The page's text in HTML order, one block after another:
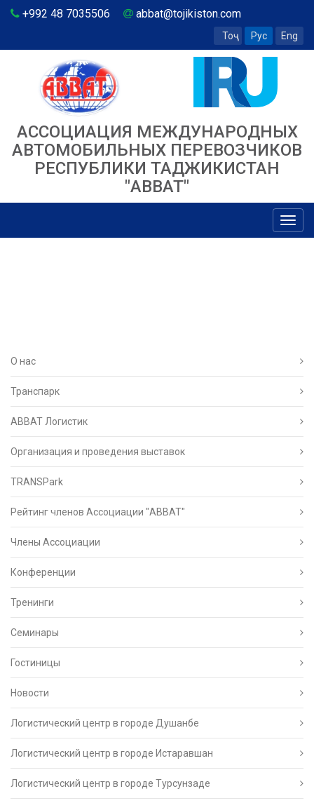
+992 48 7035506 abbat@tojikiston.com
Тоҷ Рус Eng
АССОЦИАЦИЯ МЕЖДУНАРОДНЫХ
АВТОМОБИЛЬНЫХ ПЕРЕВОЗЧИКОВ
РЕСПУБЛИКИ ТАДЖИКИСТАН
"ABBAT"
О нас
Транспарк
ABBAT Логистик
Организация и проведения выставок
TRANSPark
Рейтинг членов Ассоциации "АВВАТ"
Члены Ассоциации
Конференции
Тренинги
Семинары
Гостиницы
Новости
Логистический центр в городе Душанбе
Логистический центр в городе Истаравшан
Логистический центр в городе Турсунзаде